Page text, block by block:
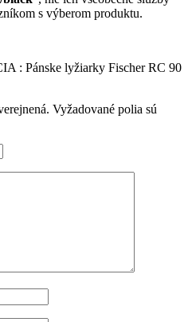
s výberom produktu.
: Pánske lyžiarky Fischer RC 90
Vyžadované polia sú